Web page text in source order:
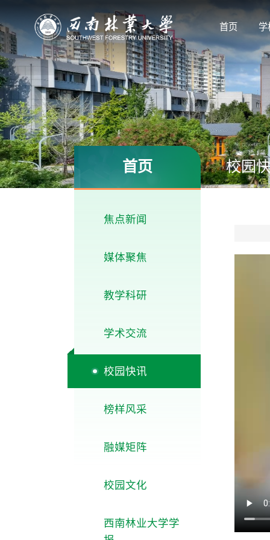
首页 学
首页
焦点新闻
媒体聚焦
教学科研
学术交流
校园快讯
榜样风采
融媒矩阵
校园文化
西南林业大学学
校园